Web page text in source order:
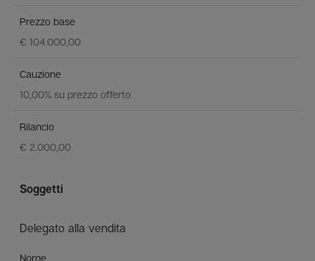
Prezzo base
€ 104.000,00
Cauzione
10,00% su prezzo offerto
Rilancio
€ 2.000,00
Soggetti
Delegato alla vendita
Nome